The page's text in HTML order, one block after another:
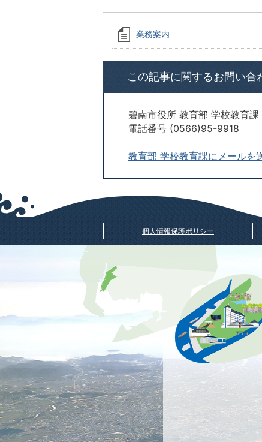
業務案内
この記事に関するお問い合
碧南市役所 教育部 学校教育課
電話番号 (0566)95-9918
教育部 学校教育課にメールを
個人情報保護ポリシー